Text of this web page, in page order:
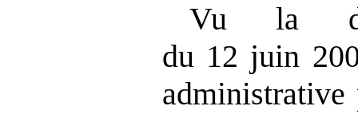
Vu la
du 12 juin